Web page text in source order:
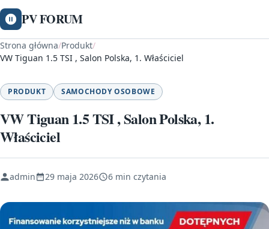
PV FORUM
Strona główna/Produkt/
VW Tiguan 1.5 TSI , Salon Polska, 1. Właściciel
PRODUKT SAMOCHODY OSOBOWE
VW Tiguan 1.5 TSI , Salon Polska, 1.
Właściciel
admin 29 maja 2026 6 min czytania